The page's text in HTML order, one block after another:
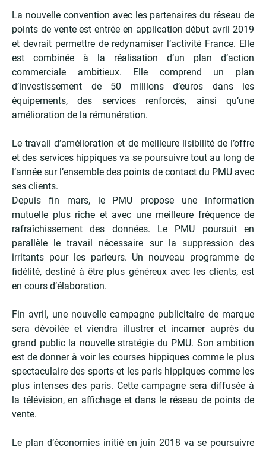
La nouvelle convention avec les partenaires du réseau de
points de vente est entrée en application début avril 2019
et devrait permettre de redynamiser l’activité France. Elle
est combinée à la réalisation d’un plan d’action
commerciale ambitieux. Elle comprend un plan
d’investissement de 50 millions d’euros dans les
équipements, des services renforcés, ainsi qu’une
amélioration de la rémunération.
Le travail d’amélioration et de meilleure lisibilité de l’offre
et des services hippiques va se poursuivre tout au long de
l’année sur l’ensemble des points de contact du PMU avec
ses clients.
Depuis fin mars, le PMU propose une information
mutuelle plus riche et avec une meilleure fréquence de
rafraîchissement des données. Le PMU poursuit en
parallèle le travail nécessaire sur la suppression des
irritants pour les parieurs. Un nouveau programme de
fidélité, destiné à être plus généreux avec les clients, est
en cours d’élaboration.
Fin avril, une nouvelle campagne publicitaire de marque
sera dévoilée et viendra illustrer et incarner auprès du
grand public la nouvelle stratégie du PMU. Son ambition
est de donner à voir les courses hippiques comme le plus
spectaculaire des sports et les paris hippiques comme les
plus intenses des paris. Cette campagne sera diffusée à
la télévision, en affichage et dans le réseau de points de
vente.
Le plan d’économies initié en juin 2018 va se poursuivre